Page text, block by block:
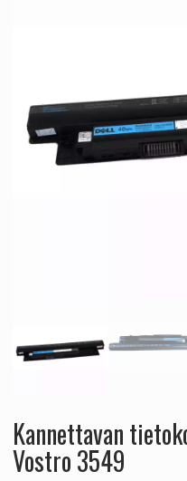
Kannettavan
Vostro 3549